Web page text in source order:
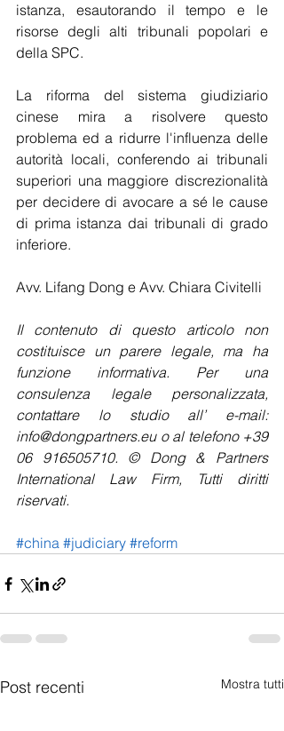
istanza, esautorando il tempo e le
risorse degli alti tribunali popolari e
della SPC.
La riforma del sistema giudiziario
cinese mira a risolvere questo
problema ed a ridurre l'influenza delle
autorità locali, conferendo ai tribunali
superiori una maggiore discrezionalità
per decidere di avocare a sé le cause
di prima istanza dai tribunali di grado
inferiore.
Avv. Lifang Dong e Avv. Chiara Civitelli
Il contenuto di questo articolo non
costituisce un parere legale, ma ha
funzione informativa. Per una
consulenza legale personalizzata,
contattare lo studio all’ e-mail:
info@dongpartners.eu o al telefono +39
06 916505710. © Dong & Partners
International Law Firm, Tutti diritti
riservati.
#china #judiciary #reform
Post recenti Mostra tutti